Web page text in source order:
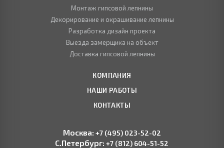
Монтаж гипсовой лепнины
Декорирование и окрашивание лепнины
Разработка дизайн проекта
Выезда замерщика на объект
Доставка гипсовой лепнины
КОМПАНИЯ
НАШИ РАБОТЫ
КОНТАКТЫ
Москва: +7 (495) 023-52-02
С.Петербург: +7 (812) 604-51-52